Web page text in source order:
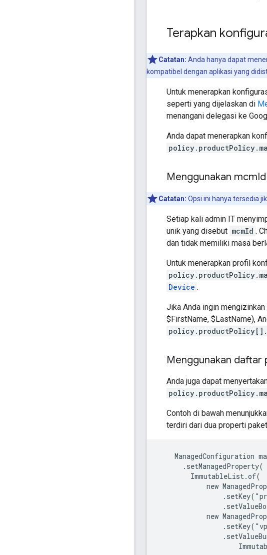
Terapkan
Catatan: Anda hanya dapat
kompatibel dengan aplikasi yang
Untuk menerapkan
seperti yang dijelaskan di
menangani delegasi ke
Anda dapat menerapkan
Menggunakan mcmId
Catatan: Opsi ini hanya tersedia
Setiap kali admin IT
unik yang disebut mcmId .
dan tidak memiliki masa
Untuk menerapkan profil
Device .
Jika Anda ingin
$FirstName, $LastName),
Menggunakan
Anda juga dapat
Contoh di bawah
terdiri dari dua properti
ManagedConfiguration
      .setManagedProperty(
        ImmutableList.of(
new
new